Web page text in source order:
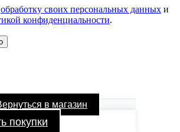
обработку своих персональных данных и
конфиденциальности.
в магазин
покупки